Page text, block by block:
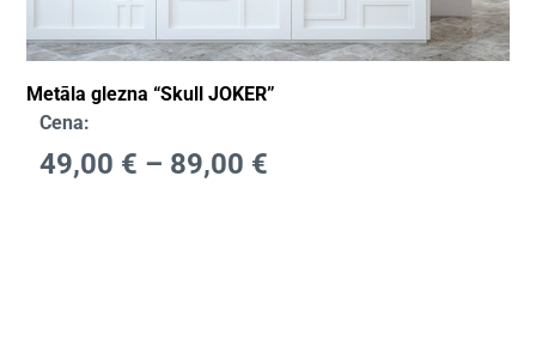
Metāla glezna “Skull JOKER”
Cena:
49,00 € – 89,00 €